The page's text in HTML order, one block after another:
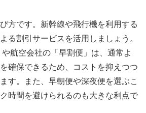
方です。新幹線や飛行機を利用する
る割引サービスを活用しましょう。
航空会社の「早割便」は、通常よ
確保できるため、コストを抑えつつ
す。また、早朝便や深夜便を選ぶこ
時間を避けられるのも大きな利点で